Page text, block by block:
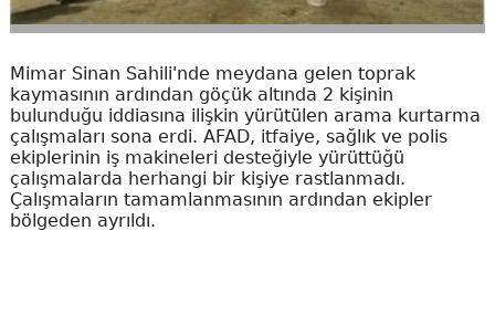
Mimar Sinan Sahili'nde meydana gelen toprak
kaymasının ardından göçük altında 2 kişinin
bulunduğu iddiasına ilişkin yürütülen arama kurtarma
çalışmaları sona erdi. AFAD, itfaiye, sağlık ve polis
ekiplerinin iş makineleri desteğiyle yürüttüğü
çalışmalarda herhangi bir kişiye rastlanmadı.
Çalışmaların tamamlanmasının ardından ekipler
bölgeden ayrıldı.